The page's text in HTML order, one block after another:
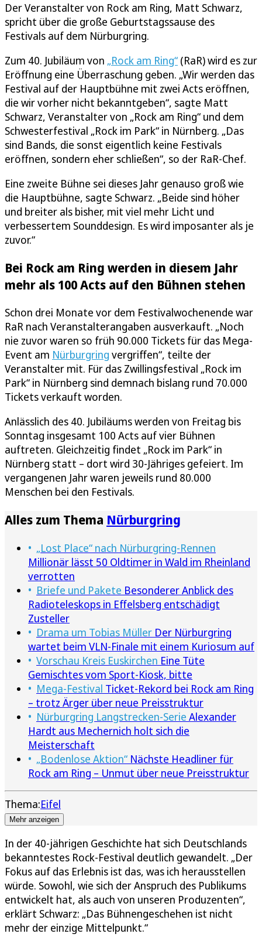
Der Veranstalter von Rock am Ring, Matt Schwarz,
spricht über die große Geburtstagssause des
Festivals auf dem Nürburgring.
Zum 40. Jubiläum von „Rock am Ring“ (RaR) wird es zur
Eröffnung eine Überraschung geben. „Wir werden das
Festival auf der Hauptbühne mit zwei Acts eröffnen,
die wir vorher nicht bekanntgeben“, sagte Matt
Schwarz, Veranstalter von „Rock am Ring“ und dem
Schwesterfestival „Rock im Park“ in Nürnberg. „Das
sind Bands, die sonst eigentlich keine Festivals
eröffnen, sondern eher schließen“, so der RaR-Chef.
Eine zweite Bühne sei dieses Jahr genauso groß wie
die Hauptbühne, sagte Schwarz. „Beide sind höher
und breiter als bisher, mit viel mehr Licht und
verbessertem Sounddesign. Es wird imposanter als je
zuvor.“
Bei Rock am Ring werden in diesem Jahr
mehr als 100 Acts auf den Bühnen stehen
Schon drei Monate vor dem Festivalwochenende war
RaR nach Veranstalterangaben ausverkauft. „Noch
nie zuvor waren so früh 90.000 Tickets für das Mega-
Event am Nürburgring vergriffen“, teilte der
Veranstalter mit. Für das Zwillingsfestival „Rock im
Park“ in Nürnberg sind demnach bislang rund 70.000
Tickets verkauft worden.
Anlässlich des 40. Jubiläums werden von Freitag bis
Sonntag insgesamt 100 Acts auf vier Bühnen
auftreten. Gleichzeitig findet „Rock im Park“ in
Nürnberg statt – dort wird 30-Jähriges gefeiert. Im
vergangenen Jahr waren jeweils rund 80.000
Menschen bei den Festivals.
Alles zum Thema Nürburgring
„Lost Place“ nach Nürburgring-Rennen
Millionär lässt 50 Oldtimer in Wald im Rheinland
verrotten
Briefe und Pakete Besonderer Anblick des
Radioteleskops in Effelsberg entschädigt
Zusteller
Drama um Tobias Müller Der Nürburgring
wartet beim VLN-Finale mit einem Kuriosum auf
Vorschau Kreis Euskirchen Eine Tüte
Gemischtes vom Sport-Kiosk, bitte
Mega-Festival Ticket-Rekord bei Rock am Ring
– trotz Ärger über neue Preisstruktur
Nürburgring Langstrecken-Serie Alexander
Hardt aus Mechernich holt sich die
Meisterschaft
„Bodenlose Aktion“ Nächste Headliner für
Rock am Ring – Unmut über neue Preisstruktur
Thema:Eifel
Mehr anzeigen
In der 40-jährigen Geschichte hat sich Deutschlands
bekanntestes Rock-Festival deutlich gewandelt. „Der
Fokus auf das Erlebnis ist das, was ich herausstellen
würde. Sowohl, wie sich der Anspruch des Publikums
entwickelt hat, als auch von unseren Produzenten“,
erklärt Schwarz: „Das Bühnengeschehen ist nicht
mehr der einzige Mittelpunkt.“